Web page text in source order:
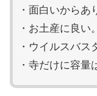
・面白いからあ
・お土産に良い。
・ウイルスバス
・寺だけに容量